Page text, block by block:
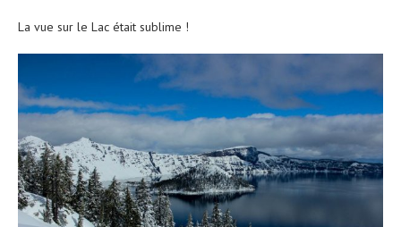
La vue sur le Lac était sublime !